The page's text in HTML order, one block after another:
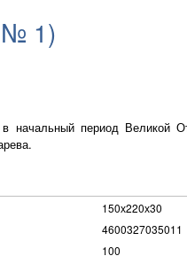
№ 1)
начальный период Великой
150х220х30
4600327035011
100